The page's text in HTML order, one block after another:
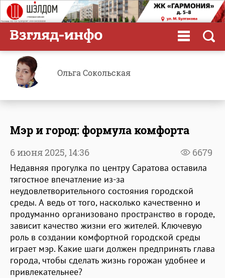
Ольга Сокольская
Мэр и город: формула комфорта
6679
6 июня 2025, 14:36
Недавняя прогулка по центру Саратова оставила
тягостное впечатление из-за
неудовлетворительного состояния городской
среды. А ведь от того, насколько качественно и
продуманно организовано пространство в городе,
зависит качество жизни его жителей. Ключевую
роль в создании комфортной городской среды
играет мэр. Какие шаги должен предпринять глава
города, чтобы сделать жизнь горожан удобнее и
привлекательнее?